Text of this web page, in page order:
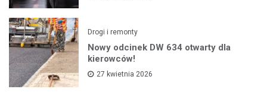
Drogi i remonty
Nowy odcinek DW 634 otwarty dla
kierowców!
27 kwietnia 2026